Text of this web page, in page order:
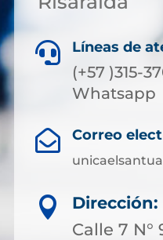
 Líneas de
(+57 )315-
Whatsapp
 Correo

Dirección:
Calle 7 N°